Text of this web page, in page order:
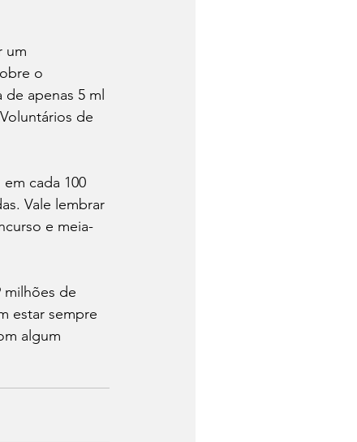
um
o
apenas 5 ml
de
cada 100
Vale lembrar
e meia-
de
estar sempre
algum